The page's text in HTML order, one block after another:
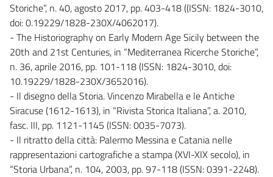
Storiche”, n. 40, agosto 2017, pp. 403-418 ((ISSN: 1824-3010,
doi: 0.19229/1828-230X/4062017).
- The Historiography on Early Modern Age Sicily between the
20th and 21st Centuries, in “Mediterranea Ricerche Storiche”,
n. 36, aprile 2016, pp. 101-118 (ISSN: 1824-3010, doi:
10.19229/1828-230X/3652016).
- Il disegno della Storia. Vincenzo Mirabella e le Antiche
Siracuse (1612-1613), in “Rivista Storica Italiana”, a. 2010,
fasc. III, pp. 1121-1145 (ISSN: 0035-7073).
- Il ritratto della città: Palermo Messina e Catania nelle
rappresentazioni cartografiche a stampa (XVI-XIX secolo), in
“Storia Urbana”, n. 104, 2003, pp. 97-118 (ISSN: 0391-2248).